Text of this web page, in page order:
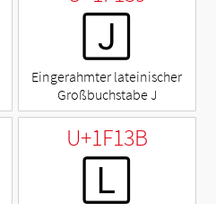
🄹
Eingerahmter lateinischer
Großbuchstabe J
U+1F13B
🄻